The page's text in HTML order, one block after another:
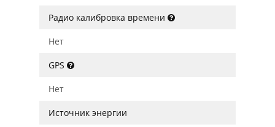
Радио калибровка времени
Нет
GPS
Нет
Источник энергии